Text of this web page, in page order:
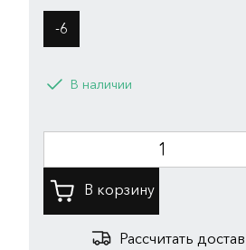
-6
В наличии
Рассчитать